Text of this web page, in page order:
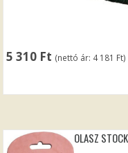
5 310 Ft (nettó ár: 4 181 Ft)
OLASZ